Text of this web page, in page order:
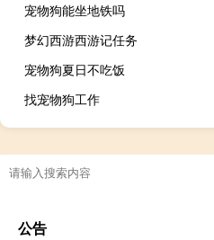
宠物狗能坐地铁吗
梦幻西游西游记任务
宠物狗夏日不吃饭
找宠物狗工作
公告